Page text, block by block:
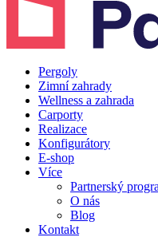
Pergoly
Zimní zahrady
Wellness a zahrada
Carporty
Realizace
Konfigurátory
E-shop
Více
Partnerský
O nás
Blog
Kontakt